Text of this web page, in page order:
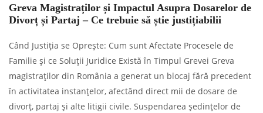
Greva Magistraților și Impactul Asupra Dosarelor de
Divorț și Partaj – Ce trebuie să știe justițiabilii
Când Justiția se Oprește: Cum sunt Afectate Procesele de
Familie și ce Soluții Juridice Există în Timpul Grevei Greva
magistraților din România a generat un blocaj fără precedent
în activitatea instanțelor, afectând direct mii de dosare de
divorț, partaj și alte litigii civile. Suspendarea ședințelor de